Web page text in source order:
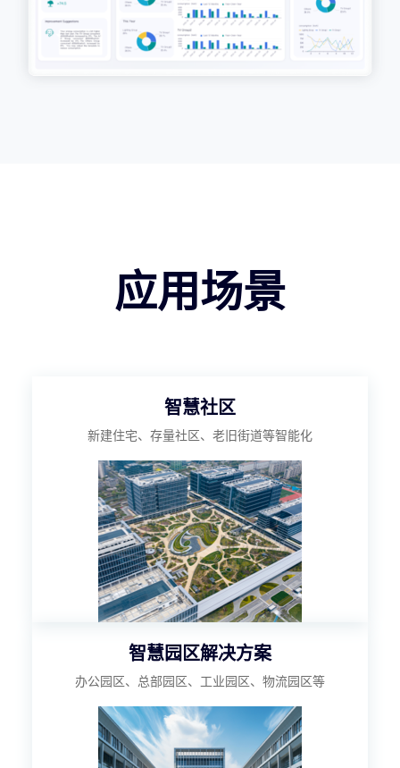
应用场景
智慧社区
新建住宅、存量社区、老旧街道等智能化
智慧园区解决方案
办公园区、总部园区、工业园区、物流园区等